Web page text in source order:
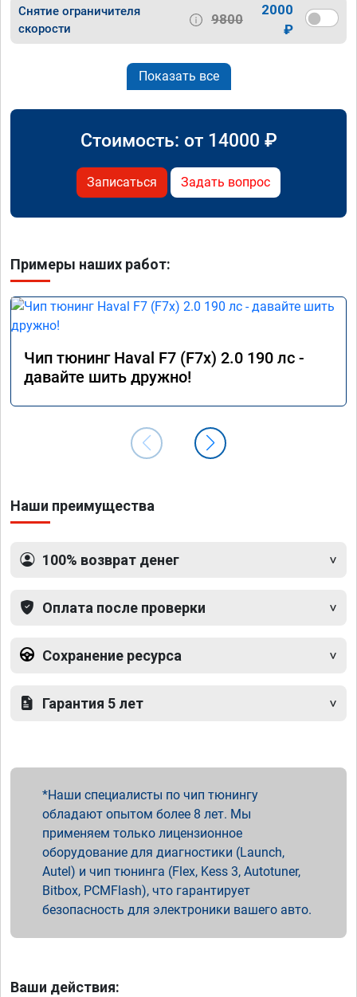
Снятие ограничителя
скорости
9800
2000
₽
Показать все
Стоимость: от 14000 ₽
Записаться Задать вопрос
Примеры наших работ:
Чип тюнинг Haval F7 (F7x) 2.0 190 лс -
давайте шить дружно!
Наши преимущества
100% возврат денег
Оплата после проверки
Сохранение ресурса
Гарантия 5 лет
Наши специалисты по чип тюнингу
обладают опытом более 8 лет. Мы
применяем только лицензионное
оборудование для диагностики (Launch,
Autel) и чип тюнинга (Flex, Kess 3, Autotuner,
Bitbox, PCMFlash), что гарантирует
безопасность для электроники вашего авто.
Ваши действия: